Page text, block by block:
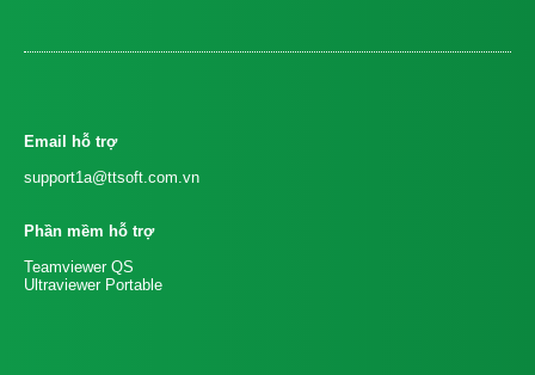
Email hỗ trợ
support1a@ttsoft.com.vn
Phần mềm hỗ trợ
Teamviewer QS
Ultraviewer Portable